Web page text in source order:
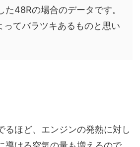
た48Rの場合のデータです。
ってバラツキあるものと思い
るほど、エンジンの発熱に対し